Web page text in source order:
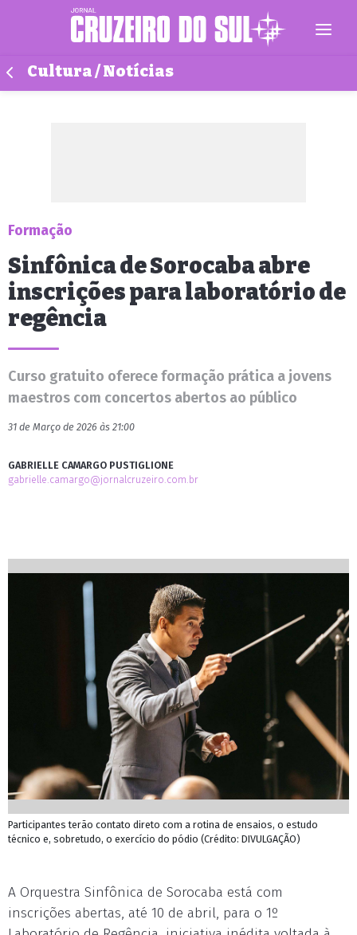
Cultura / Notícias
Formação
Sinfônica de Sorocaba abre
inscrições para laboratório de
regência
Curso gratuito oferece formação prática a jovens
maestros com concertos abertos ao público
31 de Março de 2026 às 21:00
GABRIELLE CAMARGO PUSTIGLIONE
gabrielle.camargo@jornalcruzeiro.com.br
Participantes terão contato direto com a rotina de ensaios, o estudo
técnico e, sobretudo, o exercício do pódio (Crédito: DIVULGAÇÃO)
A Orquestra Sinfônica de Sorocaba está com
inscrições abertas, até 10 de abril, para o 1º